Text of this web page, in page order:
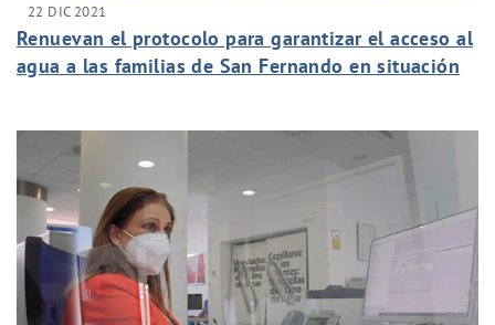
22 DIC 2021
Renuevan el protocolo para garantizar el acceso al
agua a las familias de San Fernando en situación